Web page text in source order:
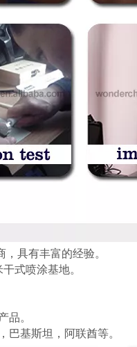
具有丰富的经验。
式喷涂基地。
品。
巴基斯坦，阿联酋等。